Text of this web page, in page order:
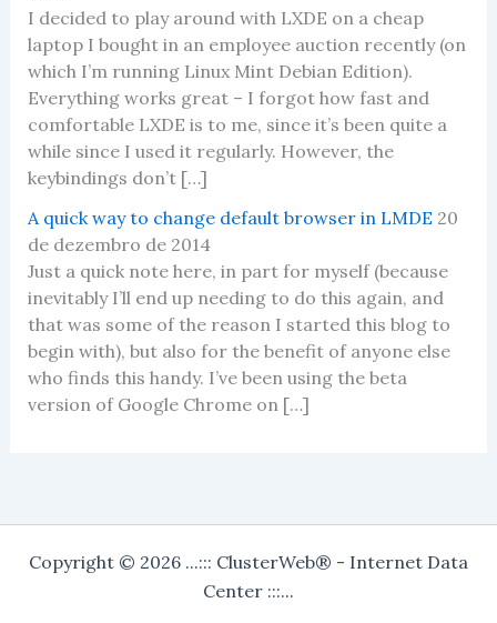
I decided to play around with LXDE on a cheap
laptop I bought in an employee auction recently (on
which I’m running Linux Mint Debian Edition).
Everything works great – I forgot how fast and
comfortable LXDE is to me, since it’s been quite a
while since I used it regularly. However, the
keybindings don’t […]
A quick way to change default browser in LMDE 20
de dezembro de 2014
Just a quick note here, in part for myself (because
inevitably I’ll end up needing to do this again, and
that was some of the reason I started this blog to
begin with), but also for the benefit of anyone else
who finds this handy. I’ve been using the beta
version of Google Chrome on […]
Copyright © 2026 ...::: ClusterWeb® - Internet Data
Center :::...